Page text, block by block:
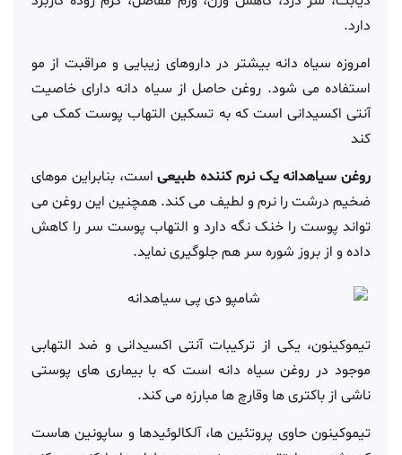
دارد.
امروزه سیاه دانه بیشتر در داروهای زیبایی و مراقبت از مو
استفاده می شود. روغن حاصل از سیاه دانه دارای خاصیت
آنتی اکسیدانی است که به تسکین التهاب پوست کمک می
کند
روغن سیاهدانه یک نرم کننده طبیعیاست، بنابراین موهای
ضخیم درشت را نرم و لطیف می کند. همچنین این روغن می
تواند پوست را خنک نگه دارد و التهاب پوست سر را کاهش
داده و از بروز شوره سر هم جلوگیری نماید.
تیموکینون، یکی از ترکیبات آنتی اکسیدانی و ضد التهابی
موجود در روغن سیاه دانه است که با بیماری های پوستی
ناشی از باکتری ها وقارچ ها مبارزه می کند.
تیموکینون حاوی پروتئین ها، آلکالوئیدها و ساپونین هاست